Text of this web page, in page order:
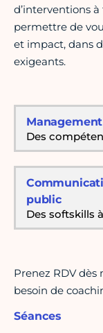
d’interventions à
permettre de
et impact, dans
exigeants.
Des
public
Des softskills
Prenez RDV
besoin de
Séances